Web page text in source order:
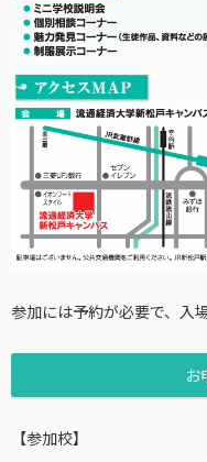
参加には予約が必要で、入
お
【参加校】